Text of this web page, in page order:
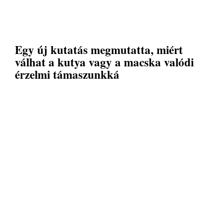
Egy új kutatás megmutatta, miért
válhat a kutya vagy a macska valódi
érzelmi támaszunkká